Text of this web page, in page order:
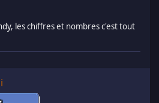
les chiffres et nombres c'est tout